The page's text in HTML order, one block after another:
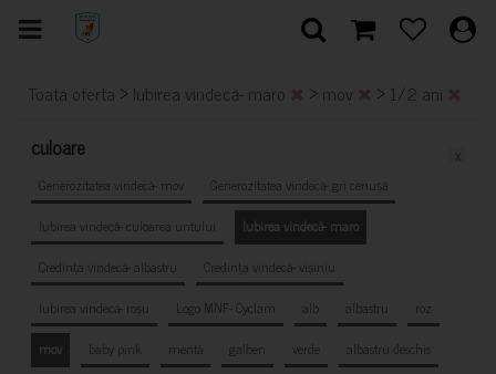
Toata oferta > Iubirea vindecă- maro > mov > 1/2 ani
culoare
Generozitatea vindecă- mov
Generozitatea vindecă- gri cenușă
Iubirea vindecă- culoarea untului
Iubirea vindecă- maro
Credința vindecă- albastru
Credința vindecă- vișiniu
Iubirea vindecă- roșu
Logo MNF- Cyclam alb albastru
roz
mov
baby pink mentă galben verde
albastru deschis